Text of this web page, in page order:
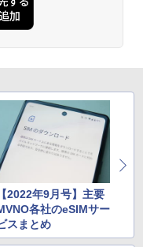
【2022年9月号】主要
各社のeSIMサー
スまとめ